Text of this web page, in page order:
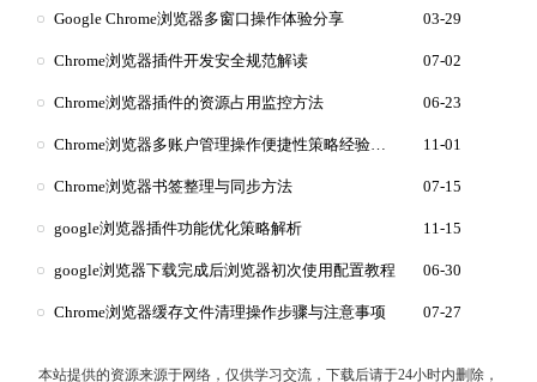
Google Chrome浏览器多窗口操作体验分享 03-29
Chrome浏览器插件开发安全规范解读 07-02
Chrome浏览器插件的资源占用监控方法 06-23
Chrome浏览器多账户管理操作便捷性策略经验解析 11-01
Chrome浏览器书签整理与同步方法 07-15
google浏览器插件功能优化策略解析 11-15
google浏览器下载完成后浏览器初次使用配置教程 06-30
Chrome浏览器缓存文件清理操作步骤与注意事项 07-27
本站提供的资源来源于网络，仅供学习交流，下载后请于24小时内删除，